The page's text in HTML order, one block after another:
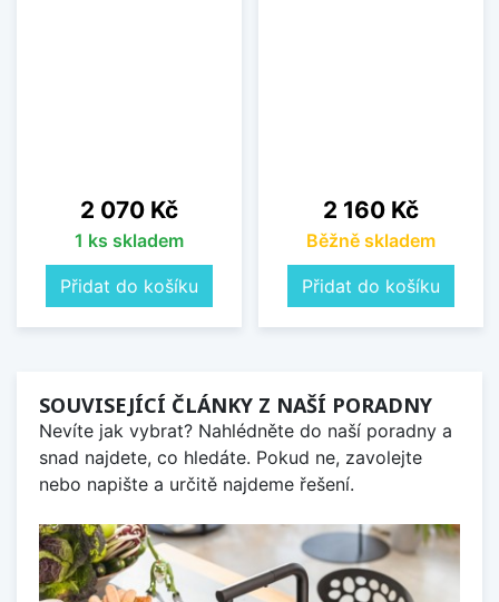
Cena
2 070 Kč
1 ks skladem
Přidat do košíku
Cena
2 160 Kč
Běžně skladem
Přidat do košíku
SOUVISEJÍCÍ ČLÁNKY Z NAŠÍ PORADNY
Nevíte jak vybrat? Nahlédněte do naší poradny a
snad najdete, co hledáte. Pokud ne, zavolejte
nebo napište a určitě najdeme řešení.